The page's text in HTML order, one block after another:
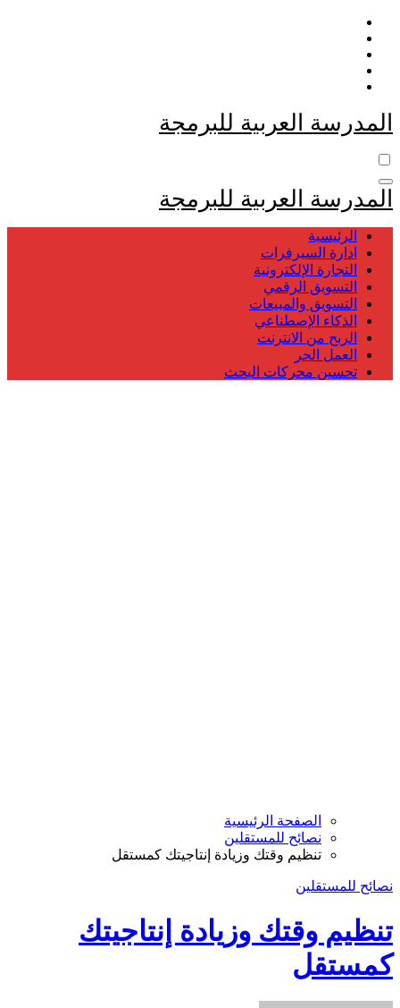
التجاوز
المحتوى
المدرسة العربية للبرمجة
المدرسة العربية للبرمجة
الرئيسية
ادارة السيرفرات
التجارة الإلكترونية
التسويق الرقمي
التسويق والمبيعات
الذكاء الإصطناعي
الربح من الانترنت
العمل الحر
تحسين محركات البحث
الصفحة الرئيسية
نصائح للمستقلين
تنظيم وقتك وزيادة إنتاجيتك كمستقل
نصائح للمستقلين
تنظيم وقتك وزيادة إنتاجيتك
كمستقل